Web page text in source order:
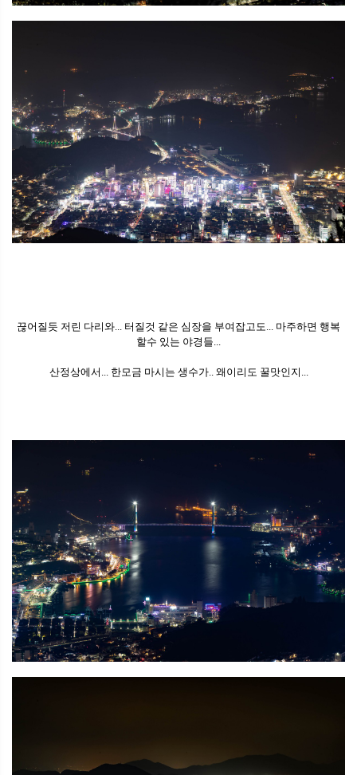
끊어질듯 저린 다리와... 터질것 같은 심장을 부여잡고도... 마주하면 행복
할수 있는 야경들...
산정상에서... 한모금 마시는 생수가.. 왜이리도 꿀맛인지...